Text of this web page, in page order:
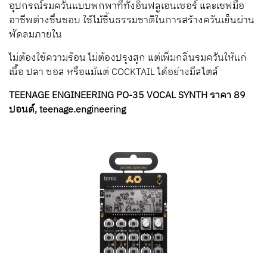
อุปกรณ์รมควันแบบพกพาที่ทั้งอินฟลูเอนเซอร์ และเชฟมือ
อาชีพต่างชื่นชอบ ใช้ไม้ชิ้นธรรมชาติในการสร้างควันเย็นผ่าน
พัดลมภายใน
ไม่ต้องใช้ความร้อน ไม่ต้องปรุงสุก แต่เพิ่มกลิ่นรมควันให้แก่
เนื้อ ปลา ซอส หรือแม้แต่ COCKTAIL ได้อย่างมีสไตล์
TEENAGE ENGINEERING PO-35 VOCAL SYNTH ราคา 89
ปอนด์, teenage.engineering